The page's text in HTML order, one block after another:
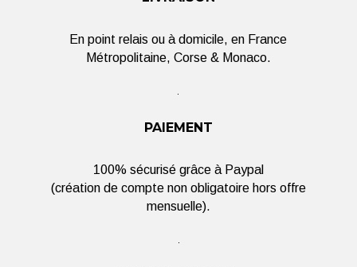
En point relais ou à domicile, en France
Métropolitaine, Corse & Monaco.
PAIEMENT
100% sécurisé grâce à Paypal
(création de compte non obligatoire hors offre
mensuelle).